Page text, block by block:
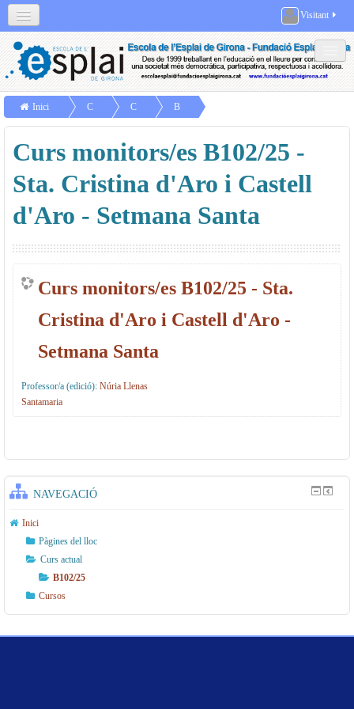
Català (ca)
Xarxes socials Contacta Professorat
Visitant
Inici
C
ur
s
s
C
ur
s
s
m
o
to
rs
B
1
0
2/
2
5
Resum
Curs monitors/es B102/25 -
Sta. Cristina d'Aro i Castell
d'Aro - Setmana Santa
Curs monitors/es B102/25 - Sta.
Cristina d'Aro i Castell d'Aro -
Setmana Santa
Professor/a (edició): Núria Llenas
Santamaria
NAVEGACIÓ
Inici
Pàgines del lloc
Curs actual
B102/25
Cursos